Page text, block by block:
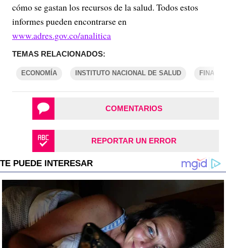
cómo se gastan los recursos de la salud. Todos estos
informes pueden encontrarse en
www.adres.gov.co/analitica
TEMAS RELACIONADOS:
ECONOMÍA INSTITUTO NACIONAL DE SALUD
COMENTARIOS
REPORTAR UN ERROR